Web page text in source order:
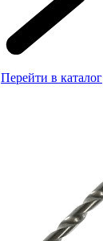
Перейти в каталог